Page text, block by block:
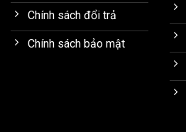
Chính sách đổi trả
Chính sách bảo mật